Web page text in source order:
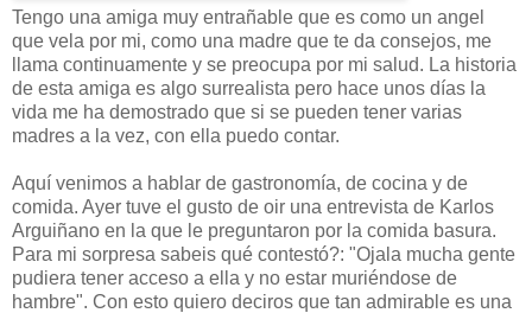
Tengo una amiga muy entrañable que es como un angel
que vela por mi, como una madre que te da consejos, me
llama continuamente y se preocupa por mi salud. La historia
de esta amiga es algo surrealista pero hace unos días la
vida me ha demostrado que si se pueden tener varias
madres a la vez, con ella puedo contar.
Aquí venimos a hablar de gastronomía, de cocina y de
comida. Ayer tuve el gusto de oir una entrevista de Karlos
Arguiñano en la que le preguntaron por la comida basura.
Para mi sorpresa sabeis qué contestó?: "Ojala mucha gente
pudiera tener acceso a ella y no estar muriéndose de
hambre". Con esto quiero deciros que tan admirable es una